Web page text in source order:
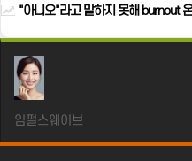
"아니오"라고 말하지 못해 burnout 온 당신
임펄스웨이브